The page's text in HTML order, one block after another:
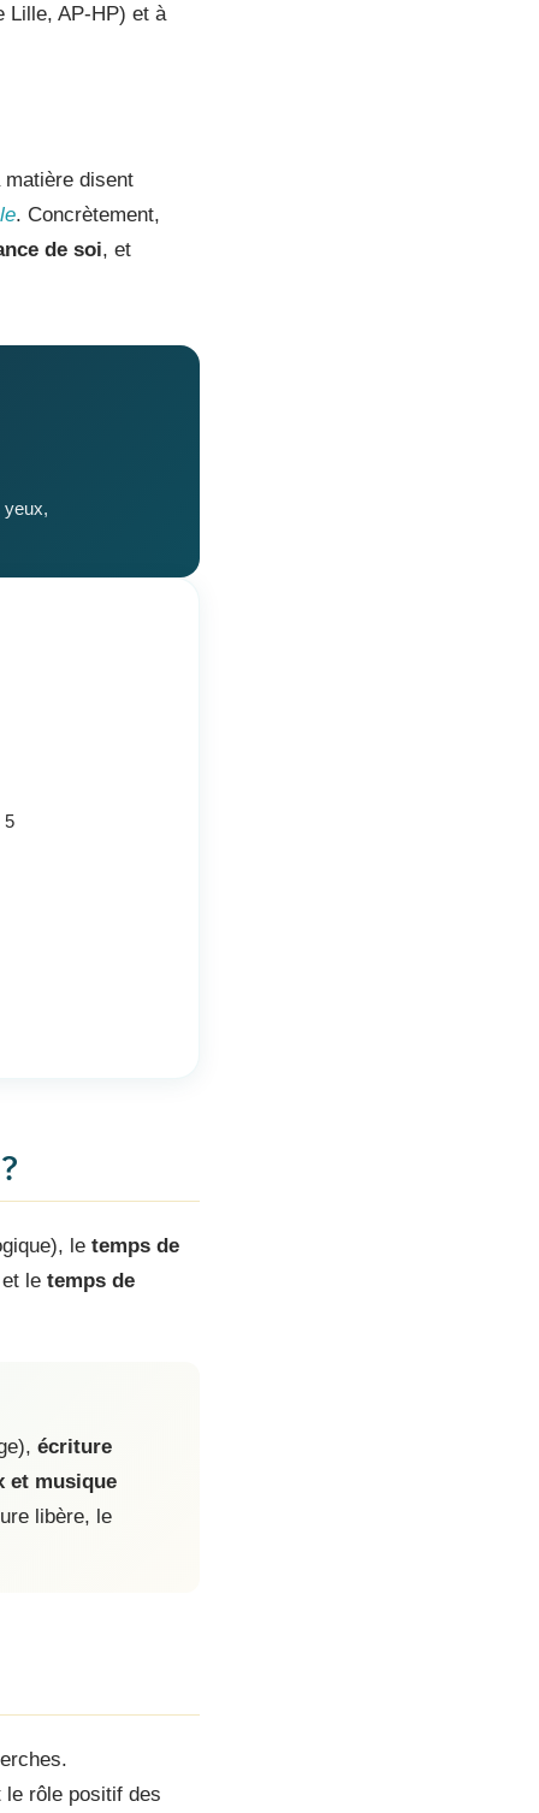
Lille, AP-HP) et à
matière disent
. Concrètement,
de soi, et
yeux,
5
le temps de
le temps de
écriture
et musique
libère, le
le rôle positif des